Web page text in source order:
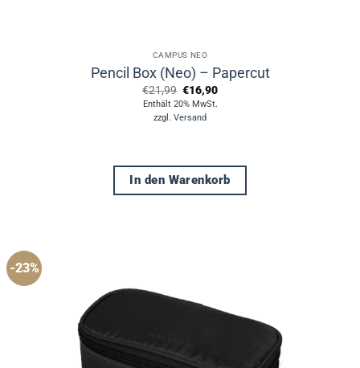
CAMPUS NEO
Pencil Box (Neo) – Papercut
€21,99 Ursprünglicher
Preis
war:
€21,99
€16,90Aktueller
Enthält 20% MwSt.
zzgl. Versand
In den Warenkorb
-23%